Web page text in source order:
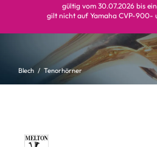
gültig vom 30.07.2026 bis
gilt nicht auf Yamaha CVP-900-
Blech Tenorhörner